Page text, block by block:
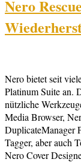
Nero
Nero bietet seit
Platinum Suite an.
nützliche
Media Browser,
DuplicateManager
Tagger, aber auch
Nero Cover